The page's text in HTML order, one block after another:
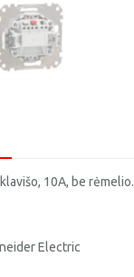
10A, be rėmelio.
Electric